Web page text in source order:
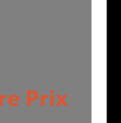
Prix